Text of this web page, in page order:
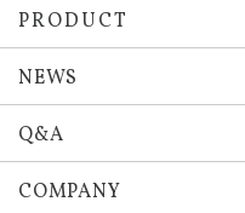
PRODUCT
NEWS
Q&A
COMPANY